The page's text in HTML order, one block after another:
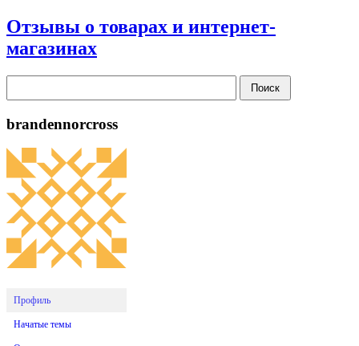
Отзывы о товарах и интернет-
магазинах
brandennorcross
Профиль
Начатые темы